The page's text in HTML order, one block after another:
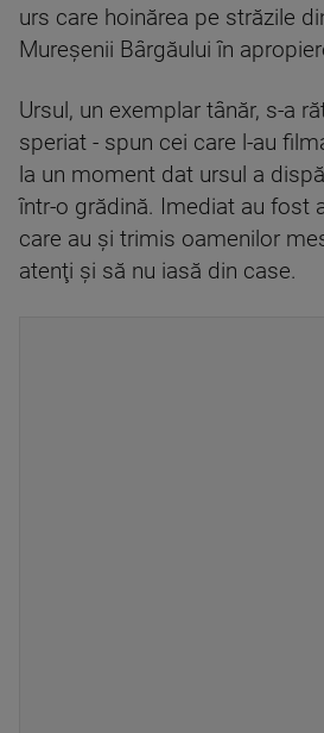
urs care hoinărea pe străzile
Mureșenii Bârgăului în
Ursul, un exemplar tânăr, s-a
speriat - spun cei care l-au
la un moment dat ursul a
într-o grădină. Imediat au fost
care au şi trimis oamenilor
atenţi şi să nu iasă din case.